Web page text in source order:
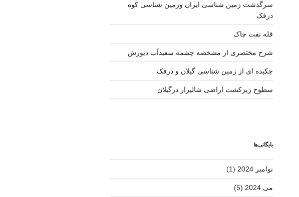
سرگذشت زمین شناسی ایران وزمین شناسی کوه
درفک
قله نفت چاک
شرح مختصری از مشخصه چشمه سفیدآب دیورش
چکیده ای از زمین شناسی گیلان و درفک
سطوح زیرکشت اراضی شالیزار درگیلان
بایگانی‌ها
نوامبر 2024 (1)
می 2024 (5)